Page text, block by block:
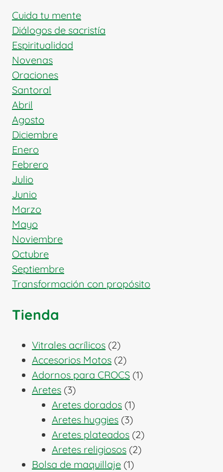
Cuida tu mente
Diálogos de sacristía
Espiritualidad
Novenas
Oraciones
Santoral
Abril
Agosto
Diciembre
Enero
Febrero
Julio
Junio
Marzo
Mayo
Noviembre
Octubre
Septiembre
Transformación con propósito
Tienda
Vitrales acrílicos 22
productos
Accesorios Motos 22
productos
Adornos para CROCS 11
Aretes 33
productos
Aretes dorados 11
producto
Aretes huggies 33
productos
Aretes plateados 22
productos
Aretes religiosos 22
Bolsa de maquillaje 11